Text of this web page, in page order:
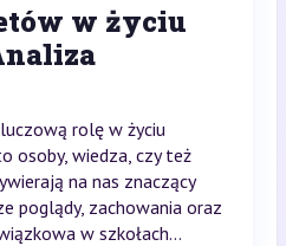
w życiu
rolę w życiu
osoby, wiedza, czy też
na nas znaczący
poglądy, zachowania oraz
w szkołach...